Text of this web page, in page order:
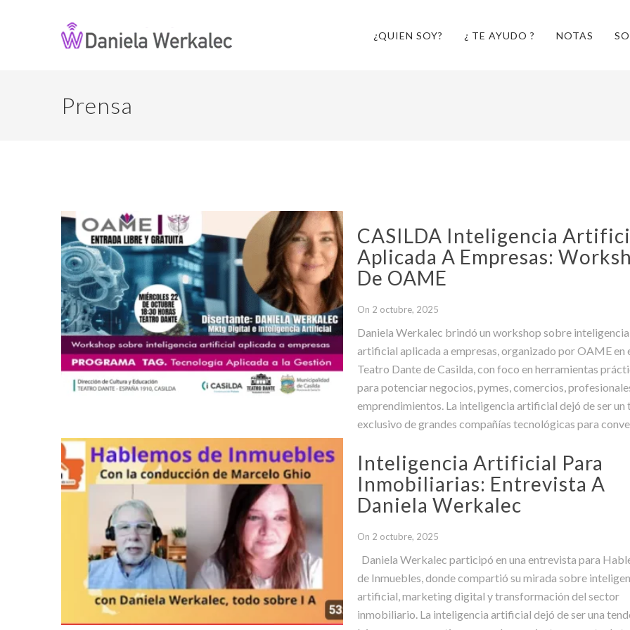
¿QUIEN SOY? ¿ TE AYUDO ? NOTAS
Prensa
CASILDA Inteligencia
Aplicada A Empresas:
De OAME
On 2 octubre, 2025
Daniela Werkalec brindó un workshop sobre inteligencia
artificial aplicada a empresas, organizado por OAME en
Teatro Dante de Casilda, con foco en herramientas
para potenciar negocios, pymes, comercios,
emprendimientos. La inteligencia artificial dejó de ser un
exclusivo de grandes compañías tecnológicas para
Inteligencia Artificial Para
Inmobiliarias: Entrevista A
Daniela Werkalec
On 2 octubre, 2025
Daniela Werkalec participó en una entrevista para
de Inmuebles, donde compartió su mirada sobre
artificial, marketing digital y transformación del sector
inmobiliario. La inteligencia artificial dejó de ser una